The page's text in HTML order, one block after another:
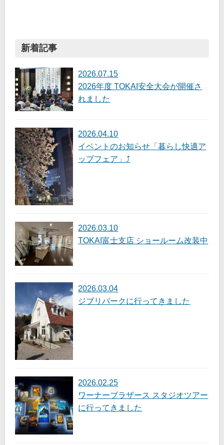
新着記事
2026.07.15
2026年度 TOKAI安全大会が開催さ
れました
2026.04.10
イベントのお知らせ「暮らし快適ア
ップフェア」⤴
2026.03.10
TOKAI富士支店 ショールーム改装中
2026.03.04
ジブリパークに行ってきました
2026.02.25
ワーナーブラザース スタジオツアー
に行ってきました